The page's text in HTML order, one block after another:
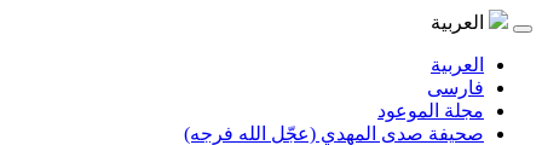
العربية
العربية
فارسی
مجلة الموعود
صحيفة صدى المهدي (عجّل الله فرجه)